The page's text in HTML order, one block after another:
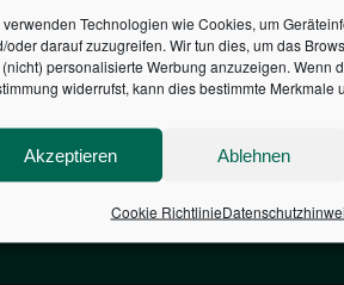
verwenden Technologien wie Cookies, um
oder darauf zuzugreifen. Wir tun dies, um das
personalisierte Werbung anzuzeigen. Wenn
widerrufst, kann dies bestimmte Merkmale
Akzeptieren Ablehnen
Cookie Richtlinie
DES
€